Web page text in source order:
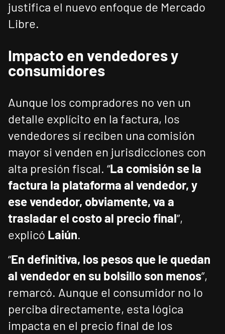
justifica el nuevo enfoque de Mercado
Libre.
Impacto en vendedores y
consumidores
Aunque los compradores no ven un
detalle explícito en la factura, los
vendedores sí reciben una comisión
mayor si venden en jurisdicciones con
alta presión fiscal. “La comisión se la
factura la plataforma al vendedor, y
ese vendedor, obviamente, va a
trasladar el costo al precio final”,
explicó Laiún.
“En definitiva, los pesos que le quedan
al vendedor en su bolsillo son menos”,
remarcó. Aunque el consumidor no lo
perciba directamente, esta lógica
impacta en el precio final de los